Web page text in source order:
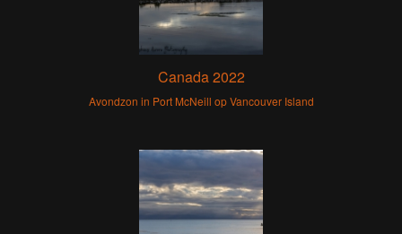
Canada 2022
Avondzon in Port McNeill op Vancouver Island